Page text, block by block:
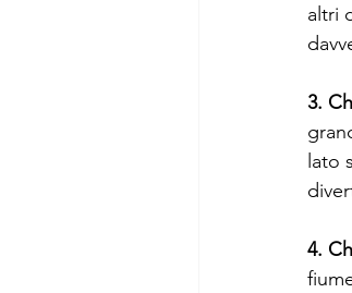
altri
3.
lato
4.